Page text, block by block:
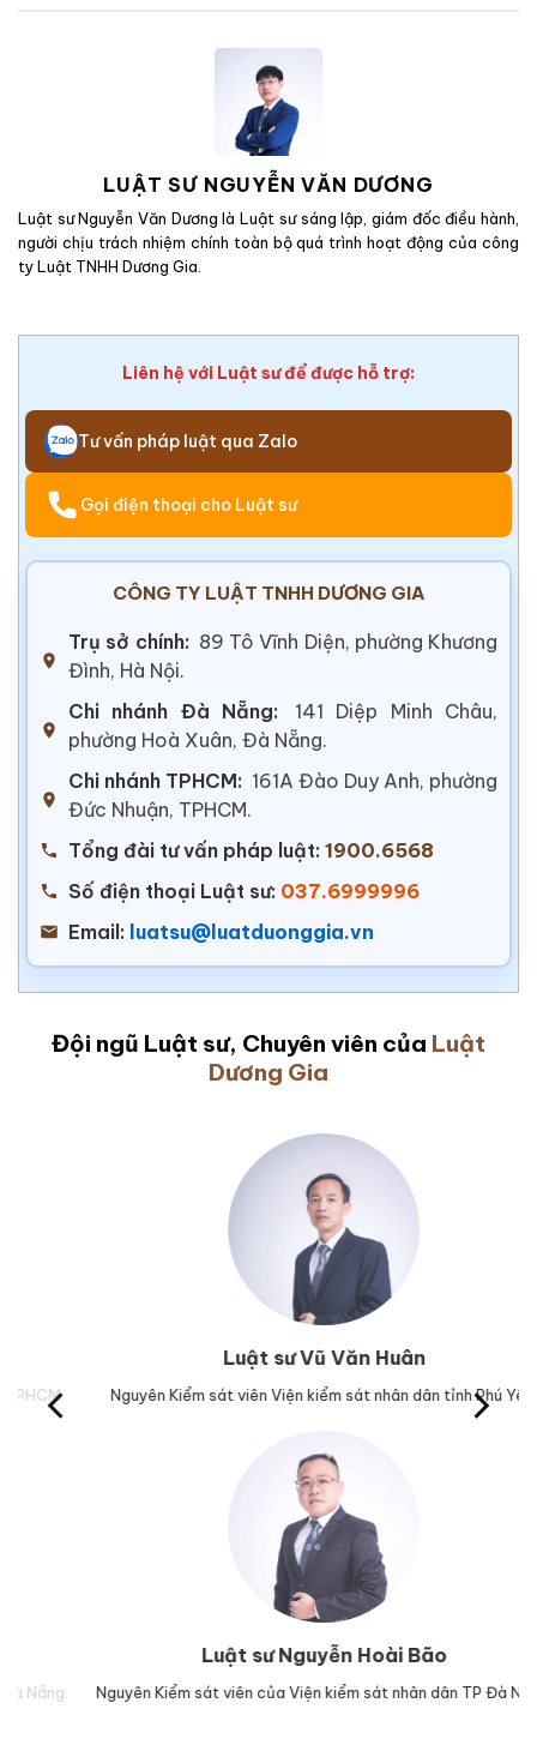
LUẬT SƯ NGUYỄN VĂN DƯƠNG
Luật sư Nguyễn Văn Dương là Luật sư sáng lập, giám đốc điều hành,
người chịu trách nhiệm chính toàn bộ quá trình hoạt động của công
ty Luật TNHH Dương Gia.
Liên hệ với Luật sư để được hỗ trợ:
Tư vấn pháp luật qua Zalo
Gọi điện thoại cho Luật sư
CÔNG TY LUẬT TNHH DƯƠNG GIA
Trụ sở chính: 89 Tô Vĩnh Diện, phường Khương
Đình, Hà Nội.
Chi nhánh Đà Nẵng:
141 Diệp Minh Châu,
phường Hoà Xuân, Đà Nẵng.
Chi nhánh TPHCM: 161A Đào Duy Anh, phường
Đức Nhuận, TPHCM.
Tổng đài tư vấn pháp luật: 1900.6568
Số điện thoại Luật sư: 037.6999996
Email: luatsu@luatduonggia.vn
Đội ngũ Luật sư, Chuyên viên của Luật
Dương Gia
Luật sư Vũ Văn Huân
Nguyên Kiểm sát viên Viện kiểm sát nhân dân tỉnh Phú Yên.
Luật sư Nguyễn Hoài Bão
Nguyên Kiểm sát viên của Viện kiểm sát nhân dân TP Đà Nẵng.